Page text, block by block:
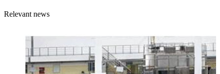
Relevant news